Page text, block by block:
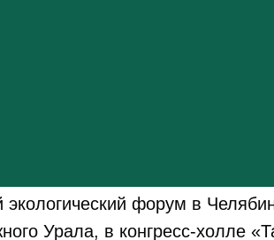
экологический форум в
Урала, в конгресс-холле